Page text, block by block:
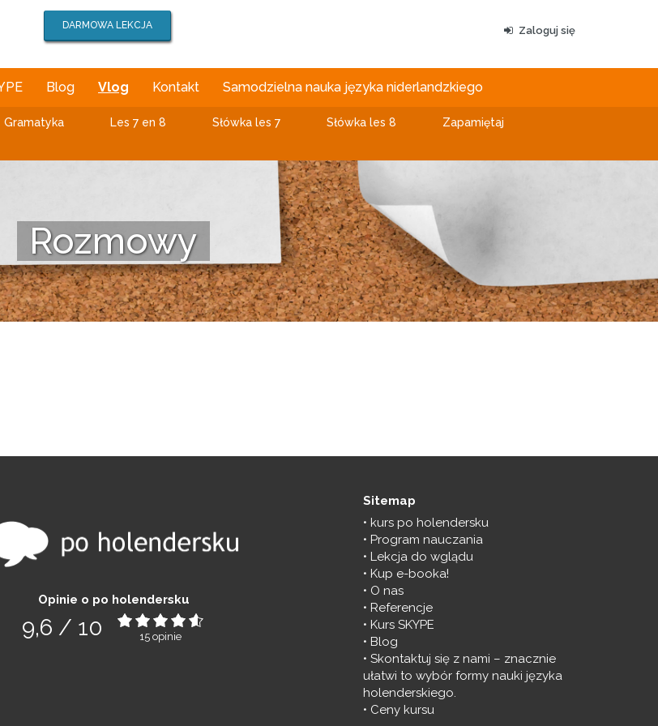
DARMOWA LEKCJA Zaloguj się
Blog Vlog Kontakt Samodzielna nauka języka niderlandzkiego
Gramatyka Les 7 en 8 Słówka les 7 Słówka les 8 Zapamiętaj
Rozmowy
Opinie o po holendersku
9,6 / 10 15 opinie
Sitemap
kurs po holendersku
Program nauczania
Lekcja do wglądu
Kup e-booka!
O nas
Referencje
Kurs SKYPE
Blog
Skontaktuj się z nami – znacznie
ułatwi to wybór formy nauki języka
holenderskiego.
Ceny kursu